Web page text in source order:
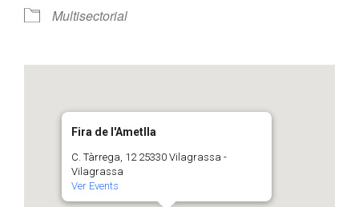
Multisectorial
Fira de l'Ametlla
C. Tàrrega, 12 25330 Vilagrassa -
Vilagrassa
Ver Events